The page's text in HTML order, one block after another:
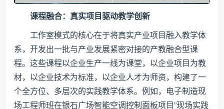
课程融合：真实项目驱动教学创新
工作室模式的核心在于将真实产业项目融入教学体
系，开发出一批与产业发展紧密对接的产教融合型课
程。这些课程以企业生产一线为课堂，以企业项目为教
材，以企业技术为标准，以企业人才为师资，构建了一
个全方位、多层次的实践教学体系。例如，电子制造现
场工程师班在银石广场智能空调控制面板项目”现场实践